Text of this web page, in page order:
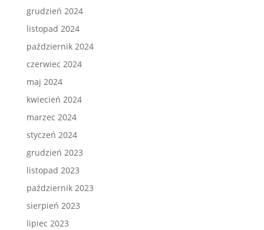
grudzień 2024
listopad 2024
październik 2024
czerwiec 2024
maj 2024
kwiecień 2024
marzec 2024
styczeń 2024
grudzień 2023
listopad 2023
październik 2023
sierpień 2023
lipiec 2023